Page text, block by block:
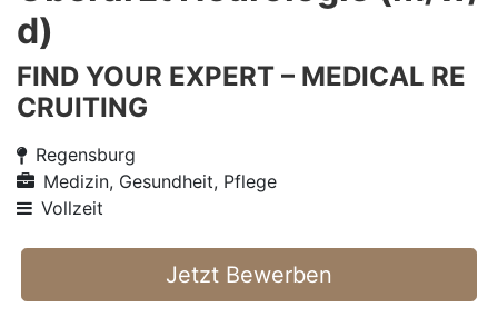
d)
FIND YOUR EXPERT – MEDICAL RE
CRUITING
Regensburg
Medizin, Gesundheit, Pflege
Vollzeit
Jetzt Bewerben